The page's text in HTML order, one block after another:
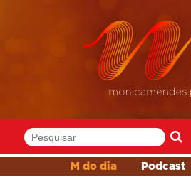
M do dia Podcast